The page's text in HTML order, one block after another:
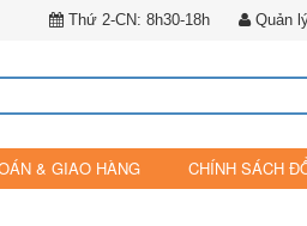
Thứ 2-CN: 8h30-18h Quản
& GIAO HÀNG CHÍNH SÁCH